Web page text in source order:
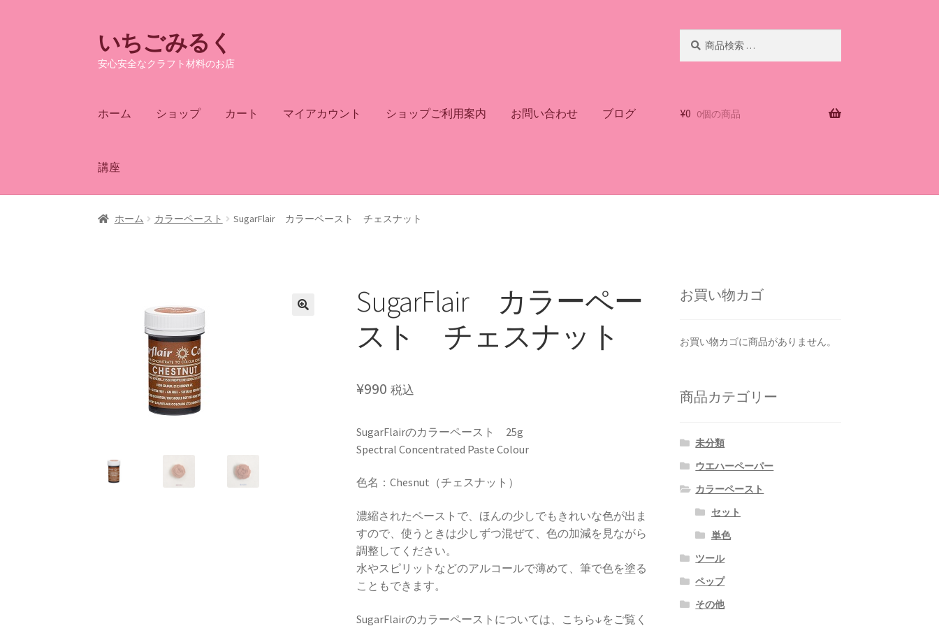
ナ
ビ
ゲ
シ
へ
ス
キ
ッ
コ
ン
テ
ツ
キ
ッ
プ
いちごみるく
安心安全なクラフト材料のお店
ホーム ショップ カート マイアカウント ショップご利用案内 お問い合わせ ブログ
講座
¥0 0個の商品
ホーム カラーペースト SugarFlair カラーペースト チェスナット
SugarFlair カラーペー
スト チェスナット
¥990 税込
SugarFlairのカラーペースト 25g
Spectral Concentrated Paste Colour
色名：Chesnut（チェスナット）
濃縮されたペーストで、ほんの少しでもきれいな色が出ま
すので、使うときは少しずつ混ぜて、色の加減を見ながら
調整してください。
水やスピリットなどのアルコールで薄めて、筆で色を塗る
こともできます。
SugarFlairのカラーペーストについては、こちら↓をご覧く
お買い物カゴ
お買い物カゴに商品がありません。
商品カテゴリー
未分類
ウエハーペーパー
カラーペースト
セット
単色
ツール
ペップ
その他